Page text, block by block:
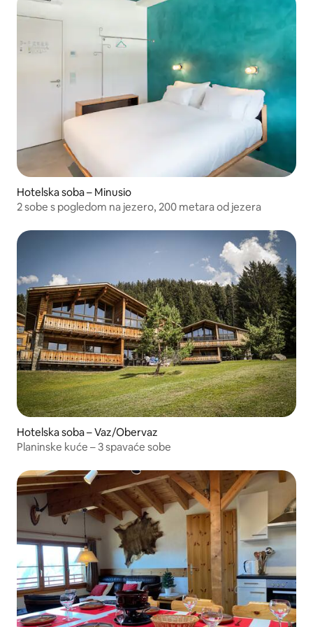
Hotelska soba – Minusio
2 sobe s pogledom na jezero, 200 metara od jezera
Hotelska soba – Vaz/Obervaz
Planinske kuće – 3 spavaće sobe